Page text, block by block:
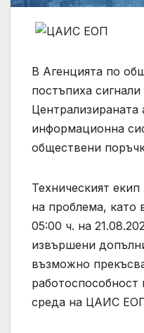
В Агенцията по
постъпиха
Централизираната
информационна
обществени
Техническият
на проблема, като
05:00 ч. на
извършени
възможно
среда на ЦАИС